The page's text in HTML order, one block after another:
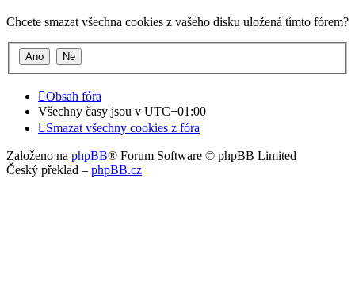
Chcete smazat všechna cookies z vašeho disku uložená tímto fórem?
Obsah fóra
Všechny časy jsou v UTC+01:00
Smazat všechny cookies z fóra
Založeno na phpBB® Forum Software © phpBB Limited
Český překlad – phpBB.cz